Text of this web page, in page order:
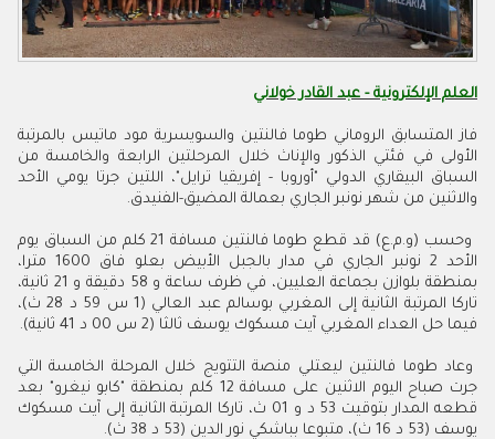
العلم الإلكترونية - عبد القادر خولاني
فاز المتسابق الروماني طوما فالنتين والسويسرية مود ماتيس بالمرتبة
الأولى في فئتي الذكور والإناث خلال المرحلتين الرابعة والخامسة من
السباق البيقاري الدولي "أوروبا - إفريقيا ترايل"، اللتين جرتا يومي الأحد
والاثنين من شهر نونبر الجاري بعمالة المضيق-الفنيدق.
وحسب (و.م.ع) قد قطع طوما فالنتين مسافة 21 كلم من السباق يوم
الأحد 2 نونبر الجاري في مدار بالجبل الأبيض بعلو فاق 1600 مترا،
بمنطقة بلوازن بجماعة العليين، في ظرف ساعة و 58 دقيقة و 21 ثانية،
تاركا المرتبة الثانية إلى المغربي بوسالم عبد العالي (1 س 59 د 28 ث)،
فيما حل العداء المغربي آيت مسكوك يوسف ثالثا (2 س 00 د 41 ثانية).
وعاد طوما فالنتين ليعتلي منصة التتويج خلال المرحلة الخامسة التي
جرت صباح اليوم الاثنين على مسافة 12 كلم بمنطقة "كابو نيغرو" بعد
قطعه المدار بتوقيت 53 د و 01 ث، تاركا المرتبة الثانية إلى آيت مسكوك
يوسف (53 د 16 ث)، متبوعا بباشكي نور الدين (53 د 38 ث).